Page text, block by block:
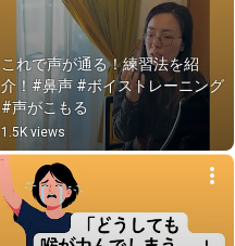
これで声が通る！練習法を紹
介！#鼻声 #ボイストレーニング
#声がこもる
1.5K views